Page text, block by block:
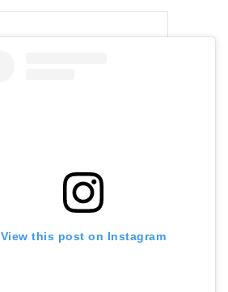
View this post on Instagram